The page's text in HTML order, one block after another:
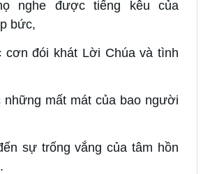
nghe được tiếng kêu của
bức,
cơn đói khát Lời Chúa và tình
mất mát của bao người
sự trống vắng của tâm hồn